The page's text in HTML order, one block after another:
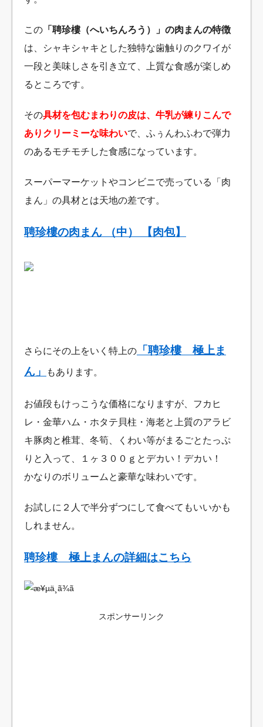
この 「聘珍樓（へいちんろう）」の肉まんの特徴
は、シャキシャキとした独特な歯触りのクワイが
一段と美味しさを引き立て、上質な食感が楽しめ
るところです。
その具材を包むまわりの皮は、牛乳が練りこんで
ありクリーミーな味わいで、ふぅんわふわで弾力
のあるモチモチした食感になっています。
スーパーマーケットやコンビニで売っている「肉
まん」の具材とは天地の差です。
聘珍樓の肉まん （中） 【肉包】
さらにその上をいく特上の
「聘珍樓 極上ま
ん」
もあります。
お値段もけっこうな価格になりますが、フカヒ
レ・金華ハム・ホタテ貝柱・海老と上質のアラビ
キ豚肉と椎茸、冬筍、くわい等がまるごとたっぷ
りと入って、１ヶ３００ｇとデカい！デカい！
かなりのボリュームと豪華な味わいです。
お試しに２人で半分ずつにして食べてもいいかも
しれません。
聘珍樓 極上まんの詳細はこちら
スポンサーリンク